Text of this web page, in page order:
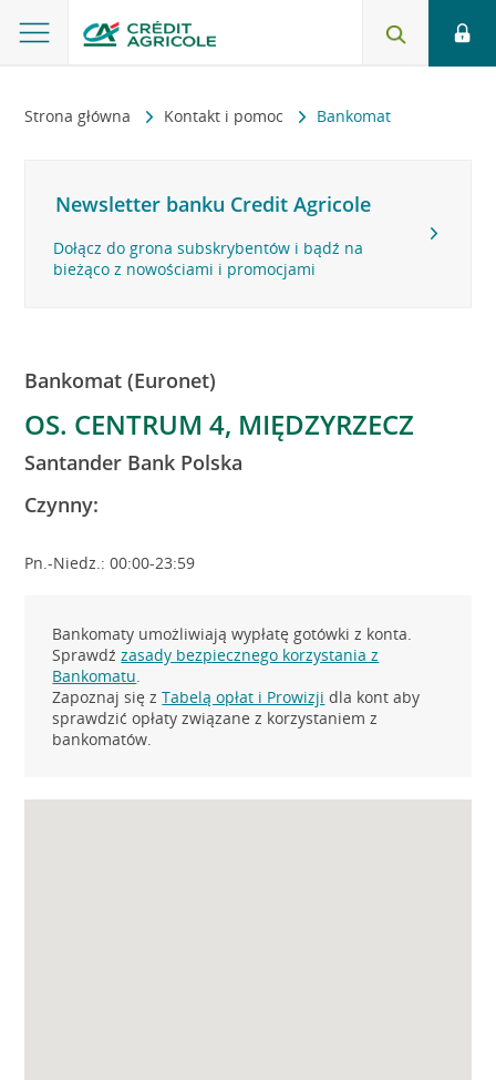
Strona główna Kontakt i pomoc Bankomat
Newsletter banku Credit Agricole
Dołącz do grona subskrybentów i bądź na
bieżąco z nowościami i promocjami
Bankomat (Euronet)
OS. CENTRUM 4, MIĘDZYRZECZ
Santander Bank Polska
Czynny:
Pn.-Niedz.: 00:00-23:59
Bankomaty umożliwiają wypłatę gotówki z konta.
Sprawdźzasady bezpiecznego korzystania z
Bankomatu.
Zapoznaj się zTabelą opłat i Prowizji dla kont aby
sprawdzić opłaty związane z korzystaniem z
bankomatów.